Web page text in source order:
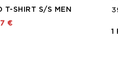
T-SHIRT S/S MEN
€
1